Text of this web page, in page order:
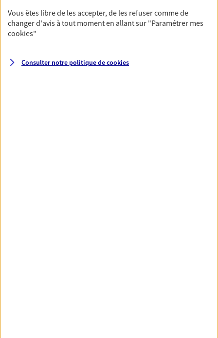
spécialement conçue pour la retraite.
Découvrir l'offre Retraite
Prévoyance
Vous êtes libre de les accepter, de les refuser comme de
changer d'avis à tout moment en allant sur "Paramétrer mes
cookies"
Consulter notre politique decookies